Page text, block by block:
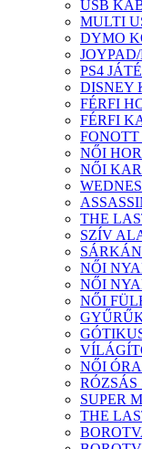
USB
MULTI
DYMO
PS4
DISNEY
FÉRFI
FÉRFI
NŐI
NŐI
THE
SZÍV
NŐI
NŐI
NŐI
NŐI ÓRA
SUPER
THE